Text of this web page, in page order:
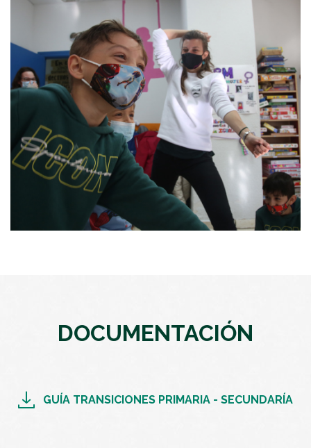
DOCUMENTACIÓN
GUÍA TRANSICIONES PRIMARIA - SECUNDARÍA